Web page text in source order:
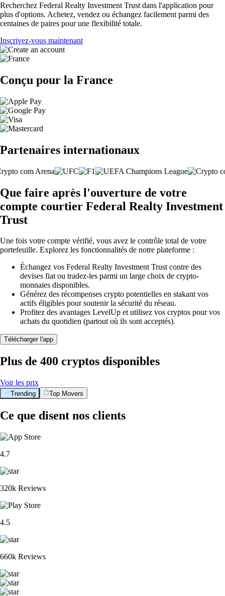
Recherchez Federal Realty Investment Trust dans l'application pour
plus d'options. Achetez, vendez ou échangez facilement parmi des
centaines de paires pour une flexibilité totale.
Inscrivez-vous maintenant
Conçu pour la France
Partenaires internationaux
Que faire après l'ouverture de votre
compte courtier Federal Realty Investment
Trust
Une fois votre compte vérifié, vous avez le contrôle total de votre
portefeuille. Explorez les fonctionnalités de notre plateforme :
Échangez vos Federal Realty Investment Trust contre des
devises fiat ou tradez-les parmi un large choix de crypto-
monnaies disponibles.
Générez des récompenses crypto potentielles en stakant vos
actifs éligibles pour soutenir la sécurité du réseau.
Profitez des avantages LevelUp et utilisez vos cryptos pour vos
achats du quotidien (partout où ils sont acceptés).
Télécharger l'app
Plus de 400 cryptos disponibles
Voir les prix
Trending Top Movers
Ce que disent nos clients
4.7
320k Reviews
4.5
660k Reviews